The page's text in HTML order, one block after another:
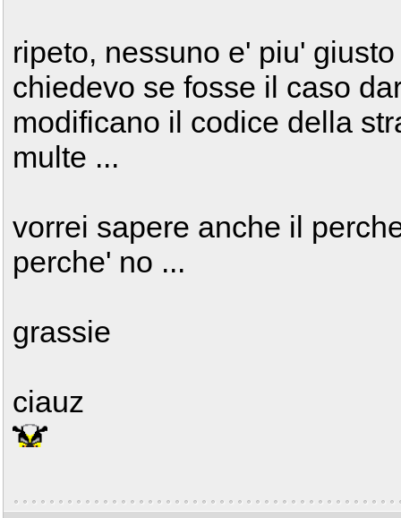
ripeto, nessuno e' piu'
chiedevo se fosse il caso
modificano il codice della
multe ...
vorrei sapere anche il
perche' no ...
grassie
ciauz